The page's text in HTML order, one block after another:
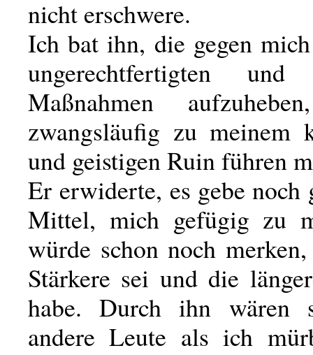
nicht erschwere.
Ich bat ihn, die gegen
ungerechtfertigten und
Maßnahmen
zwangsläufig zu meinem
und geistigen Ruin führen
Er erwiderte, es gebe noch
Mittel, mich gefügig zu
würde schon noch
Stärkere sei und die
habe. Durch ihn wären
andere Leute als ich